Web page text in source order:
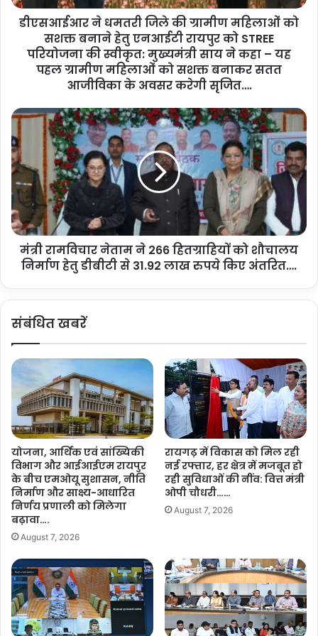
यह भी पढ़ें :- दंतेवाड़ा में 63 माओवादियों ने हिंसा का रास्ता
छोड़कर लोकतंत्र और विकास की मुख्यधारा से जुड़ने का लिया
संकल्प: मुख्यमंत्री विष्णु देव साय…
ध
ग्रा
ण
म
हि
ला
ओं
को
स
ना
हे
ए
न
आ
टी
रा
य
पु
र
को
S
T
E
E
प
रि
यो
ज
ना
डीएसआईआर ने धमतरी जिले की ग्रामीण महिलाओं को
सशक्त बनाने हेतु एनआईटी रायपुर को STREE
परियोजना की स्वीकृत: मुख्यमंत्री साय ने कहा – यह
पहल ग्रामीण महिलाओं को सशक्त बनाकर सतत
आजीविका के अवसर करेगी सृजित….
मं
रा
म
वि
चा
ने
ता
हि
हि
को
शौ
चा
य
नि
र्मा
ण
हे
तु
बी
टी
से
3
1
मंत्री रामविचार नेताम ने 266 हितग्राहियों को शौचालय
निर्माण हेतु डीबीटी से 31.92 लाख रुपये किए अंतरित….
संबंधित खबरें
योजना, आर्थिक एवं सांख्यिकी
विभाग और आईआईएम रायपुर
के बीच एमओयू सुशासन, नीति
निर्माण और साक्ष्य-आधारित
निर्णय प्रणाली को मिलेगा
बढ़ावा….
August 7, 2026
रायगढ़ में विकास को मिल रही
नई रफ्तार, हर क्षेत्र में मजबूत हो
रही सुविधाओं की नींव: वित्त मंत्री
ओपी चौधरी……
August 7, 2026